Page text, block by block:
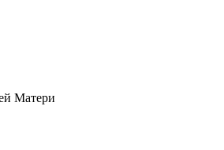
Матери